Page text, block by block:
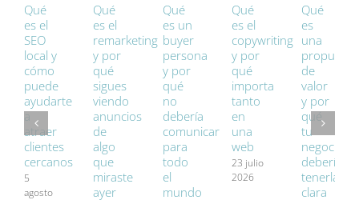
Qué
es el
SEO
local y
cómo
puede
ayudarte
a
atraer
clientes
cercanos
5
agosto
Qué
es el
remarketing
y por
qué
sigues
viendo
anuncios
de
algo
que
miraste
ayer
Qué
es un
buyer
persona
y por
qué
no
debería
comunicar
para
todo
el
mundo
Qué
es el
copywriting
y por
qué
importa
tanto
en
una
web
23 julio
2026
Qué
es
una
propuesta
de
valor
y por
qué
tu
negocio
debería
tenerla
clara